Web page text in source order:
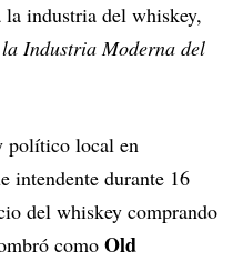
la industria del whiskey,
Industria Moderna del
político local en
intendente durante 16
del whiskey comprando
como Old